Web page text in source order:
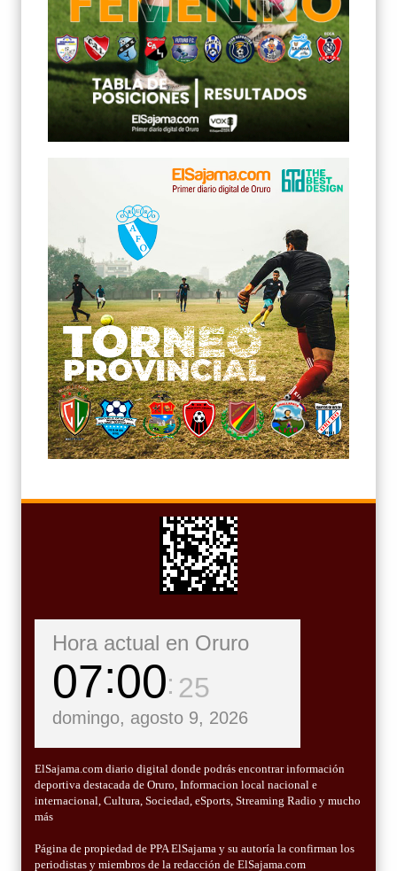
Hora actual en Oruro
07 00 26
domingo, agosto 9, 2026
ElSajama.com diario digital donde podrás encontrar información
deportiva destacada de Oruro, Informacion local nacional e
internacional, Cultura, Sociedad, eSports, Streaming Radio y mucho
más
Página de propiedad de PPA ElSajama y su autoría la confirman los
periodistas y miembros de la redacción de ElSajama.com